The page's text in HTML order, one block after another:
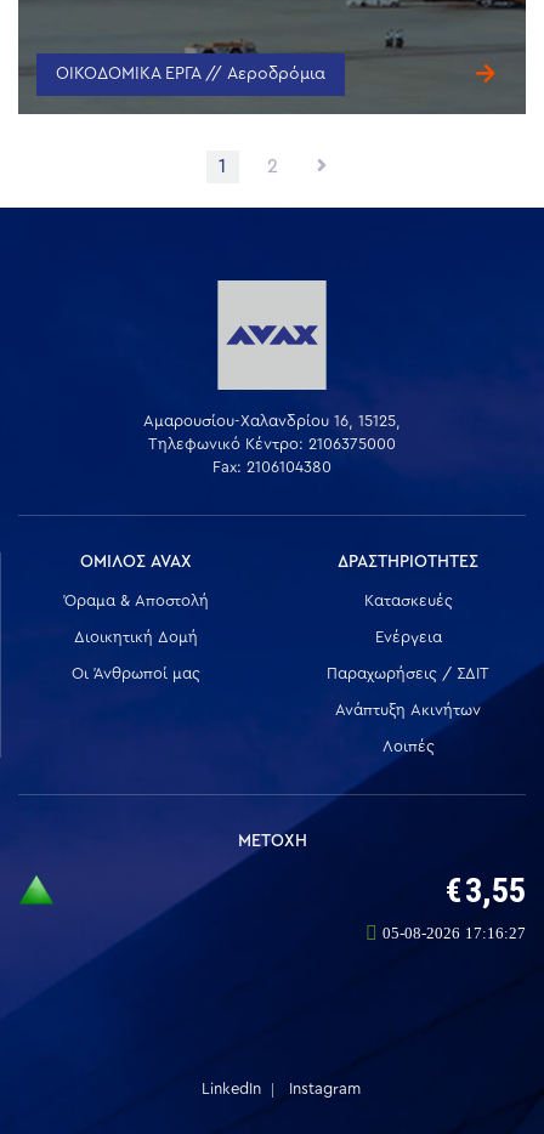
ΟΙΚΟΔΟΜΙΚΑ ΕΡΓΑ // Αεροδρόμια
Πλοήγηση
άρθρων
1 2
Αμαρουσίου-Χαλανδρίου 16, 15125,
Τηλεφωνικό Κέντρο: 2106375000
Fax: 2106104380
ΟΜΙΛΟΣ AVAX
Όραμα & Αποστολή
Διοικητική Δομή
Οι Άνθρωποί μας
ΔΡΑΣΤΗΡΙΟΤΗΤΕΣ
Κατασκευές
Ενέργεια
Παραχωρήσεις / ΣΔΙΤ
Ανάπτυξη Ακινήτων
Λοιπές
ΜΕΤΟΧΗ
LinkedIn Instagram